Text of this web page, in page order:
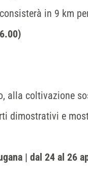
in 9 km
alla coltivazione
dimostrativi e
| dal 24 al 26